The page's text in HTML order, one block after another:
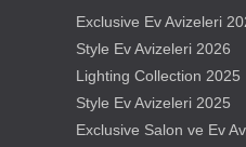
Chandelier
Ahmat Haci Kadirov Cami
Exclusive Ev Avizeleri
Style Ev Avizeleri 2026
Lighting Collection 2025
Style Ev Avizeleri 2025
Exclusive Salon ve Ev